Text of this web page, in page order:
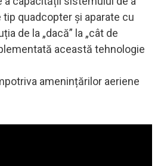
quadcopter și aparate cu
de la „dacă” la „cât de
această tehnologie
amenințărilor aeriene